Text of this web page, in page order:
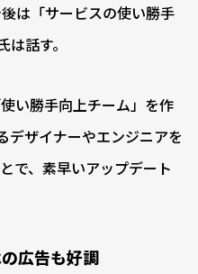
は「サービスの使い勝手
話す。
い勝手向上チーム」を作
デザイナーやエンジニアを
で、素早いアップデート
広告も好調